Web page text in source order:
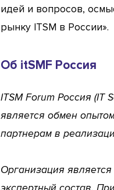
идей и вопросов,
рынку ITSM в России».
Об itSMF Россия
ITSM Forum Россия (IT
является обмен
партнерам в
Организация